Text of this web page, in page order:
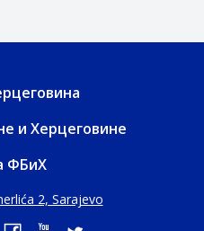
и Херцеговине
ФБиХ
2, Sarajevo